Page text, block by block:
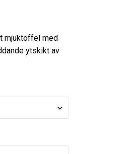
mjuktoffel med
ytskikt av